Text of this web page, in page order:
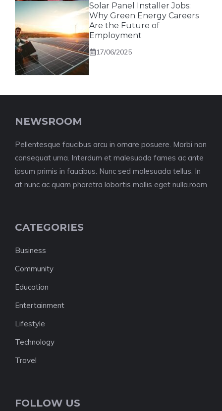
Solar Panel Installer Jobs:
Why Green Energy Careers
Are the Future of
Employment
17/06/2025
NEWSROOM
Pellentesque faucibus arcu in ornare posuere. Morbi non
consequat urna. Interdum et malesuada fames ac ante
ipsum primis in faucibus. Nunc sed malesuada tellus. In
at nunc ac quam pharetra lobortis mollis eget nulla.room
CATEGORIES
Business
Community
Education
Entertainment
Lifestyle
Technology
Travel
FOLLOW US